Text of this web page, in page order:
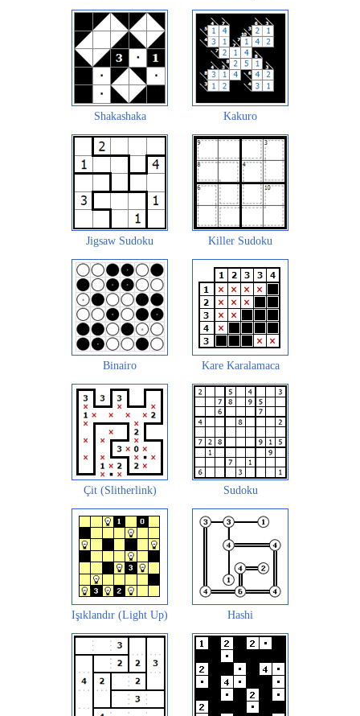
Shakashaka Kakuro
Jigsaw Sudoku Killer Sudoku
Binairo Kare Karalamaca
Çit (Slitherlink) Sudoku
Işıklandır (Light Up) Hashi